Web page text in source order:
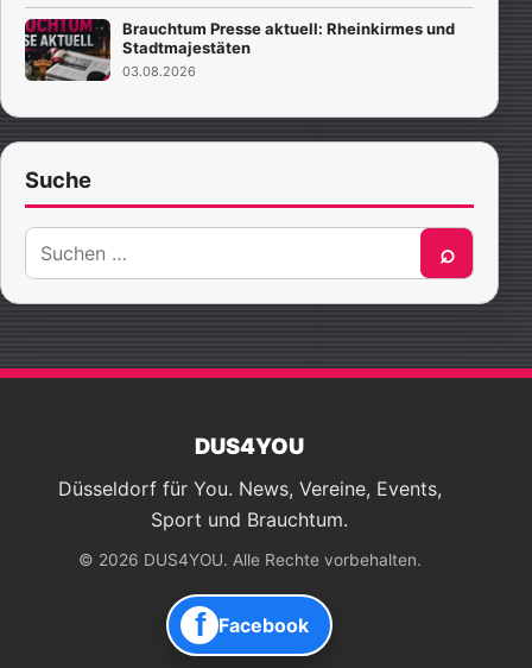
Brauchtum Presse aktuell: Rheinkirmes und
Stadtmajestäten
03.08.2026
Suche
Suche
nach:
⌕
DUS4YOU
Düsseldorf für You. News, Vereine, Events,
Sport und Brauchtum.
© 2026 DUS4YOU. Alle Rechte vorbehalten.
f Facebook